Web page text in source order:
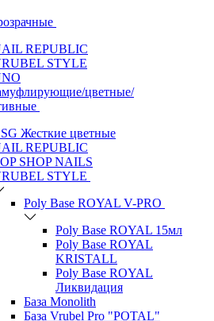
REPUBLIC
STYLE
цветные/
Жесткие цветные
REPUBLIC
SHOP NAILS
STYLE
Poly Base ROYAL V-PRO
Poly Base ROYAL 15мл
Poly Base ROYAL
KRISTALL
Poly Base ROYAL
Ликвидация
База Monolith
База Vrubel Pro "POTAL"